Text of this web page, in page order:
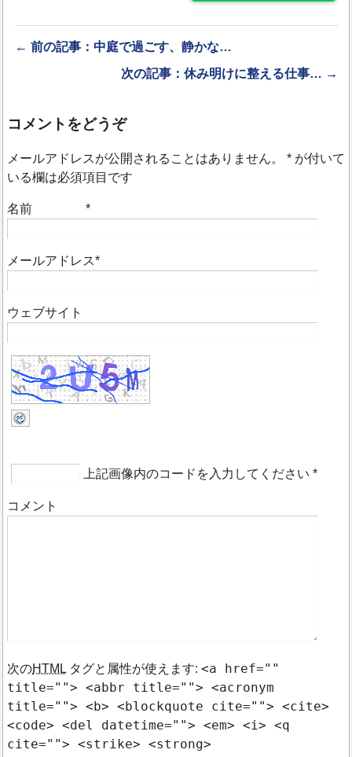
← 前の記事：中庭で過ごす、静かな…
次の記事：休み明けに整える仕事… →
コメントをどうぞ
メールアドレスが公開されることはありません。* が付いて
いる欄は必須項目です
名前 *
メールアドレス*
ウェブサイト
上記画像内のコードを入力してください *
コメント
次のHTML タグと属性が使えます:<a href=""
title=""> <abbr title=""> <acronym
title=""> <b> <blockquote cite=""> <cite>
<code> <del datetime=""> <em> <i> <q
cite=""> <strike> <strong>